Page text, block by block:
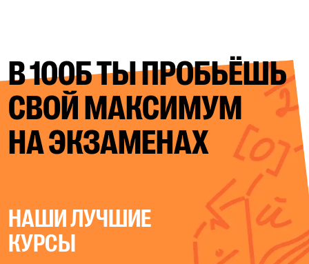
В 100Б ТЫ ПРОБЬЁШЬ
СВОЙМАКСИМУМ
НА ЭКЗАМЕНАХ
НАШИ ЛУЧШИЕ
КУРСЫ